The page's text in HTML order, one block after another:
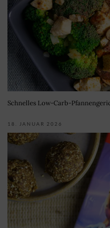
Schnelles Low-Carb-
18. JANUAR 2026